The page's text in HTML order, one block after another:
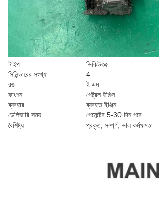
টাইপ
ভিকিউ৩৫
সিলিন্ডারের সংখ্যা
4
রঙ
ই এম
ফাংশন
পেট্রল ইঞ্জিন
ব্যবহার
ব্যবহৃত ইঞ্জিন
ডেলিভারি সময়
পেমেন্টের 5-30 দিন পরে
বৈশিষ্ট্য
প্রকৃত, সম্পূর্ণ, ভাল কর্মক্ষমতা